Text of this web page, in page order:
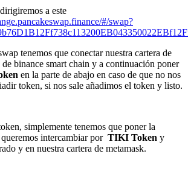
a este
#/swap?
tenemos que conectar nuestra cartera de
binance smart chain y a continuación poner
en la parte de abajo en caso de que no nos
token, si nos sale añadimos el token y listo.
simplemente tenemos que poner la
intercambiar por TIKI Token y
y en nuestra cartera de metamask.